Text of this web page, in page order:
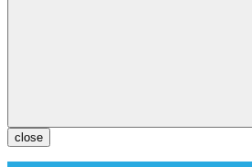
close